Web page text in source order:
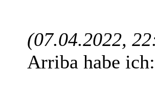
(07.04.2022,
Arriba habe ich: